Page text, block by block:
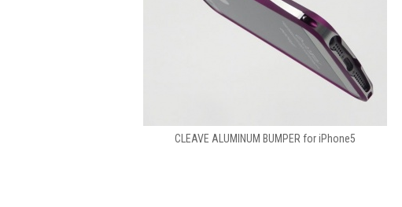
CLEAVE ALUMINUM BUMPER for iPhone5